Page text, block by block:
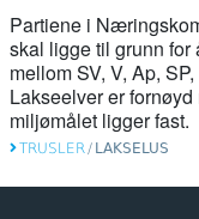
out' salmon
24. april 2026
ESA opnar
Partiene i
skal ligge til grunn
mellom SV, V, Ap,
Lakseelver er
miljømålet ligger fast.
TRUSLER/ LAKSELUS